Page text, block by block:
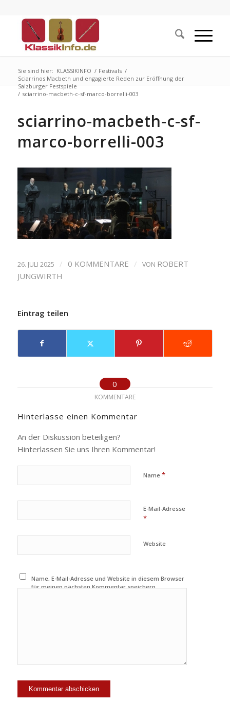
Sie sind hier: KLASSIKINFO / Festivals /
Sciarrinos Macbeth und engagierte Reden zur Eröffnung der
Salzburger Festspiele
/ sciarrino-macbeth-c-sf-marco-borrelli-003
sciarrino-macbeth-c-sf-
marco-borrelli-003
26. JULI 2025 / 0 KOMMENTARE / VON ROBERT
JUNGWIRTH
Eintrag teilen
0
KOMMENTARE
Hinterlasse einen Kommentar
An der Diskussion beteiligen?
Hinterlassen Sie uns Ihren Kommentar!
Name *
E-Mail-Adresse
*
Website
Name, E-Mail-Adresse und Website in diesem Browser
für meinen nächsten Kommentar speichern.